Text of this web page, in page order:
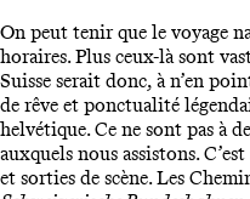
On peut tenir que le voyage
horaires. Plus ceux-là sont
Suisse serait donc, à n’en
de rêve et ponctualité
helvétique. Ce ne sont pas à
auxquels nous assistons.
et sorties de scène. Les